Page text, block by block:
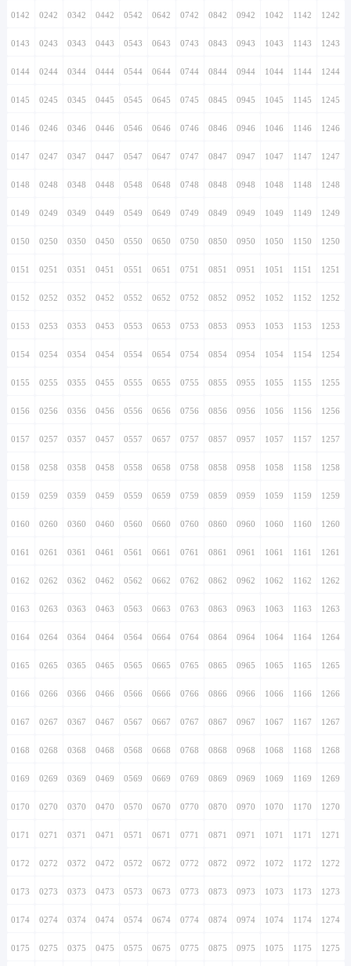
0142 0242 0342 0442 0542 0642 0742 0842 0942 1042 1142 1242
0143 0243 0343 0443 0543 0643 0743 0843 0943 1043 1143 1243
0144 0244 0344 0444 0544 0644 0744 0844 0944 1044 1144 1244
0145 0245 0345 0445 0545 0645 0745 0845 0945 1045 1145 1245
0146 0246 0346 0446 0546 0646 0746 0846 0946 1046 1146 1246
0147 0247 0347 0447 0547 0647 0747 0847 0947 1047 1147 1247
0148 0248 0348 0448 0548 0648 0748 0848 0948 1048 1148 1248
0149 0249 0349 0449 0549 0649 0749 0849 0949 1049 1149 1249
0150 0250 0350 0450 0550 0650 0750 0850 0950 1050 1150 1250
0151 0251 0351 0451 0551 0651 0751 0851 0951 1051 1151 1251
0152 0252 0352 0452 0552 0652 0752 0852 0952 1052 1152 1252
0153 0253 0353 0453 0553 0653 0753 0853 0953 1053 1153 1253
0154 0254 0354 0454 0554 0654 0754 0854 0954 1054 1154 1254
0155 0255 0355 0455 0555 0655 0755 0855 0955 1055 1155 1255
0156 0256 0356 0456 0556 0656 0756 0856 0956 1056 1156 1256
0157 0257 0357 0457 0557 0657 0757 0857 0957 1057 1157 1257
0158 0258 0358 0458 0558 0658 0758 0858 0958 1058 1158 1258
0159 0259 0359 0459 0559 0659 0759 0859 0959 1059 1159 1259
0160 0260 0360 0460 0560 0660 0760 0860 0960 1060 1160 1260
0161 0261 0361 0461 0561 0661 0761 0861 0961 1061 1161 1261
0162 0262 0362 0462 0562 0662 0762 0862 0962 1062 1162 1262
0163 0263 0363 0463 0563 0663 0763 0863 0963 1063 1163 1263
0164 0264 0364 0464 0564 0664 0764 0864 0964 1064 1164 1264
0165 0265 0365 0465 0565 0665 0765 0865 0965 1065 1165 1265
0166 0266 0366 0466 0566 0666 0766 0866 0966 1066 1166 1266
0167 0267 0367 0467 0567 0667 0767 0867 0967 1067 1167 1267
0168 0268 0368 0468 0568 0668 0768 0868 0968 1068 1168 1268
0169 0269 0369 0469 0569 0669 0769 0869 0969 1069 1169 1269
0170 0270 0370 0470 0570 0670 0770 0870 0970 1070 1170 1270
0171 0271 0371 0471 0571 0671 0771 0871 0971 1071 1171 1271
0172 0272 0372 0472 0572 0672 0772 0872 0972 1072 1172 1272
0173 0273 0373 0473 0573 0673 0773 0873 0973 1073 1173 1273
0174 0274 0374 0474 0574 0674 0774 0874 0974 1074 1174 1274
0175 0275 0375 0475 0575 0675 0775 0875 0975 1075 1175 1275